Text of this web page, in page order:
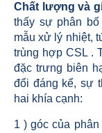
Chất lượng và
thấy sự phân
mẫu xử lý nhiệt,
trùng hợp CSL .
đặc trưng biên
đổi đáng kể, sự
hai khía cạnh:
1 ) góc của